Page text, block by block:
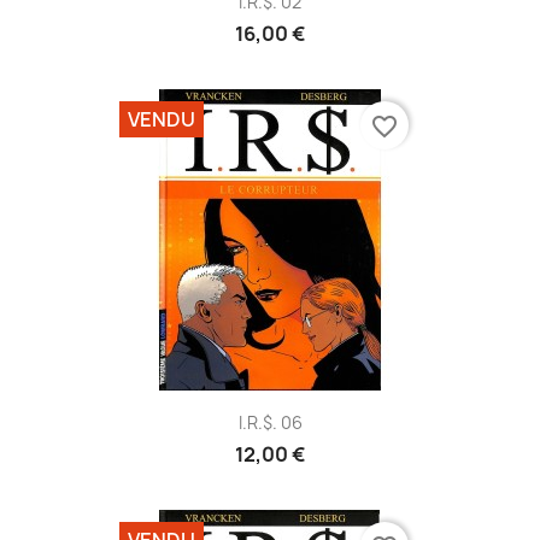
16,00 €
I.R.$. 06
12,00 €
VENDU favorite_border